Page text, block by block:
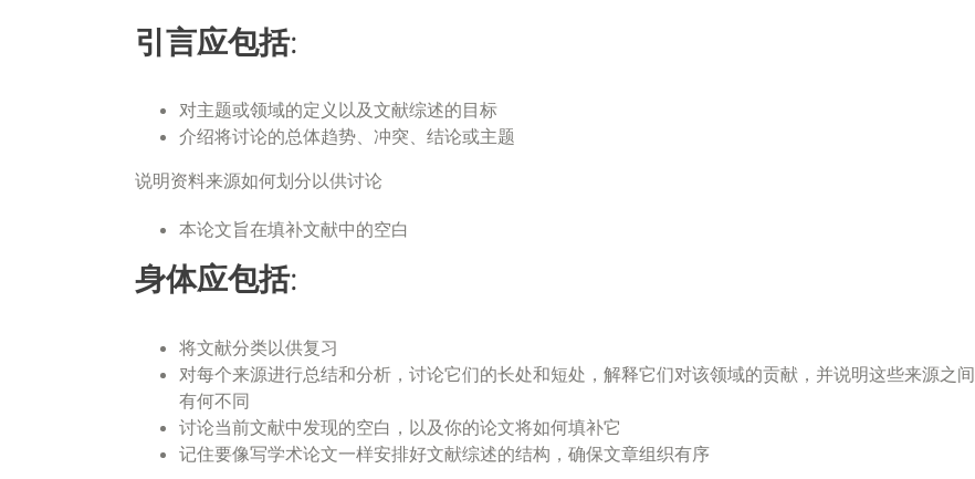
引言应包括:
对主题或领域的定义以及文献综述的目标
介绍将讨论的总体趋势、冲突、结论或主题
说明资料来源如何划分以供讨论
本论文旨在填补文献中的空白
身体应包括:
将文献分类以供复习
对每个来源进行总结和分析，讨论它们的长处和短处，解释它们对该领域的贡献，并说明这些来源之间
有何不同
讨论当前文献中发现的空白，以及你的论文将如何填补它
记住要像写学术论文一样安排好文献综述的结构，确保文章组织有序